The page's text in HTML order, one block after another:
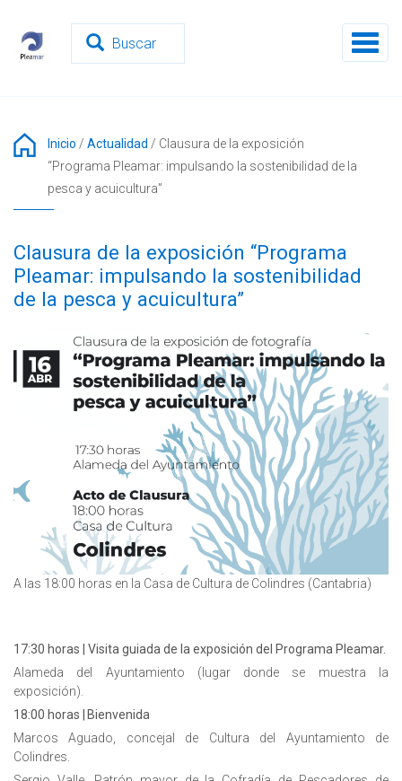
contenido
principal
Toggle
Inicio / Actualidad / Clausura de la exposición
“Programa Pleamar: impulsando la sostenibilidad de la
pesca y acuicultura”
Clausura de la exposición “Programa
Pleamar: impulsando la sostenibilidad
de la pesca y acuicultura”
A las 18:00 horas en la Casa de Cultura de Colindres (Cantabria)
17:30 horas | Visita guiada de la exposición del Programa Pleamar.
Alameda del Ayuntamiento (lugar donde se muestra la
exposición).
18:00 horas | Bienvenida
Marcos Aguado, concejal de Cultura del Ayuntamiento de
Colindres.